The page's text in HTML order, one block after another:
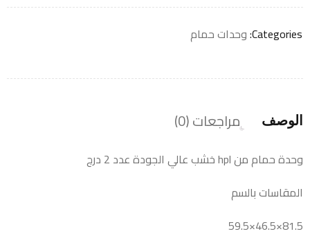
Categories: وحدات حمام
الوصف مراجعات (0)
وحدة حمام من hpl خشب عالي الجودة عدد 2 درج
المقاسات بالسم
81.5×46.5×59.5